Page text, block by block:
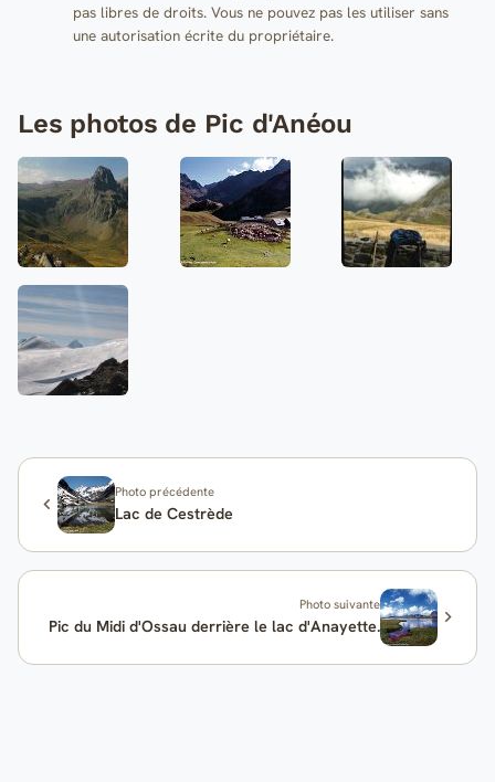
pas libres de droits. Vous ne pouvez pas les utiliser sans
une autorisation écrite du propriétaire.
Les photos de Pic d'Anéou
Photo précédente
Lac de Cestrède
Photo suivante
Pic du Midi d'Ossau derrière le lac d'Anayette.